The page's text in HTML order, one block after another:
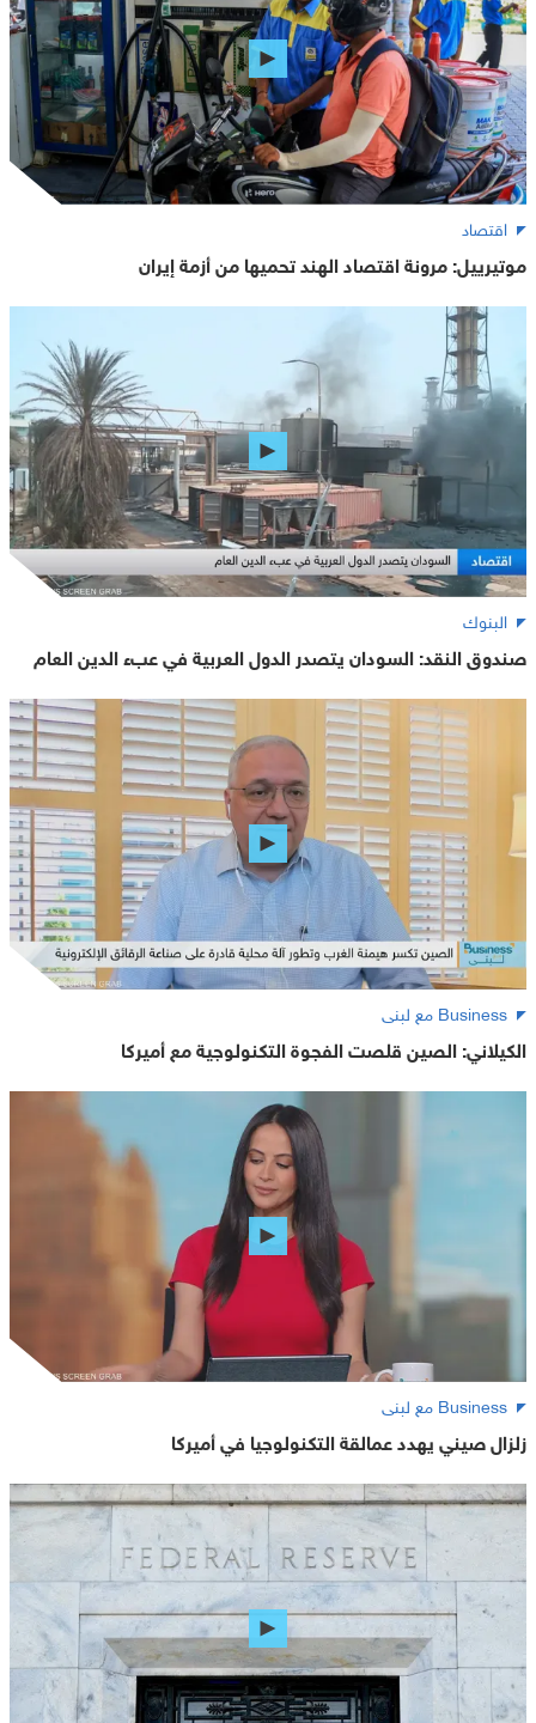
اقتصاد
موتيرييل: مرونة اقتصاد الهند تحميها من أزمة إيران
البنوك
صندوق النقد: السودان يتصدر الدول العربية في عبء الدين العام
Business مع لبنى
الكيلاني: الصين قلصت الفجوة التكنولوجية مع أميركا
Business مع لبنى
زلزال صيني يهدد عمالقة التكنولوجيا في أميركا